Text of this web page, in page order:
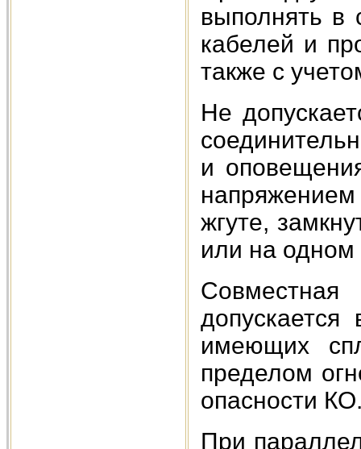
выполнять в
кабелей и
также с
Не
и
жгуте,
или на одном
имеющих
пределом
опасности
При